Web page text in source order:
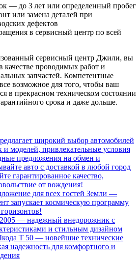
— до 3 лет или определенный пробег
или замена деталей при
дефектов
в сервисный центр по всей
сервисный центр Джили, вы
качестве проводимых работ и
запчастей. Компетентные
возможное для того, чтобы ваш
в прекрасном техническом состоянии
срока и даже дольше.
широкий выбор автомобилей
и моделей, привлекательные условия
предложения на обмен и
авто с доставкой в любой город
гарантированное качество,
от вождения!
для всех гостей Земли —
запускает космическую программу
— надежный внедорожник с
и стильным дизайном
Т 50 — новейшие технические
надежность для комфортного и